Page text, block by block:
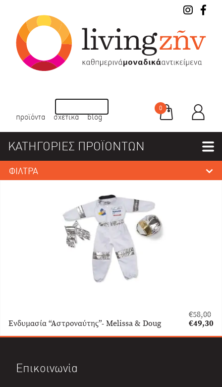
προϊόντα σχετικά blog
0
ΚΑΤΗΓΟΡΙΕΣ ΠΡΟΪΟΝΤΩΝ
ΦΙΛΤΡΑ
Ενδυμασία “Αστροναύτης”- Melissa & Doug
€58,00
Original
was:
€49,30
τρέχουσα
Επικοινωνία